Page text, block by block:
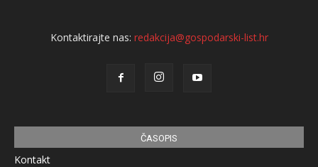
Kontaktirajte nas: redakcija@gospodarski-list.hr
ČASOPIS
Kontakt